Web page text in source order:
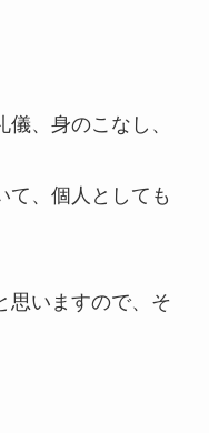
、身のこなし、
て、個人としても
思いますので、そ